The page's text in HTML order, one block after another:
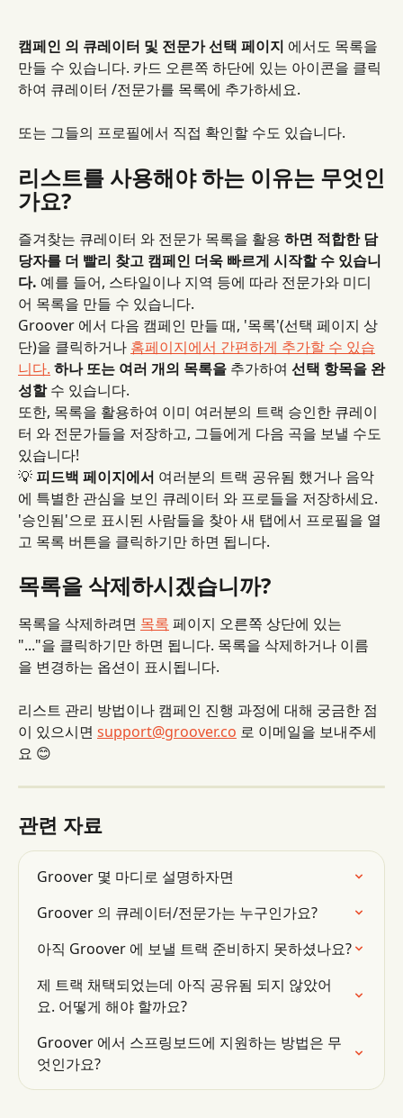
캠페인 의 큐레이터 및 전문가 선택 페이지 에서도 목록을
만들 수 있습니다. 카드 오른쪽 하단에 있는 아이콘을 클릭
하여 큐레이터 /전문가를 목록에 추가하세요.
또는 그들의 프로필에서 직접 확인할 수도 있습니다.
리스트를 사용해야 하는 이유는 무엇인
가요?
즐겨찾는 큐레이터 와 전문가 목록을 활용 하면 적합한 담
당자를 더 빨리 찾고 캠페인 더욱 빠르게 시작할 수 있습니
다. 예를 들어, 스타일이나 지역 등에 따라 전문가와 미디
어 목록을 만들 수 있습니다.
Groover 에서 다음 캠페인 만들 때, '목록'(선택 페이지 상
단)을 클릭하거나 홈페이지에서 간편하게 추가할 수 있습
니다. 하나 또는 여러 개의 목록을 추가하여 선택 항목을 완
성할 수 있습니다.
또한, 목록을 활용하여 이미 여러분의 트랙 승인한 큐레이
터 와 전문가들을 저장하고, 그들에게 다음 곡을 보낼 수도
있습니다!
💡 피드백 페이지에서 여러분의 트랙 공유됨 했거나 음악
에 특별한 관심을 보인 큐레이터 와 프로들을 저장하세요.
'승인됨'으로 표시된 사람들을 찾아 새 탭에서 프로필을 열
고 목록 버튼을 클릭하기만 하면 됩니다.
목록을 삭제하시겠습니까?
목록을 삭제하려면 목록 페이지 오른쪽 상단에 있는
"..."을 클릭하기만 하면 됩니다. 목록을 삭제하거나 이름
을 변경하는 옵션이 표시됩니다.
리스트 관리 방법이나 캠페인 진행 과정에 대해 궁금한 점
이 있으시면 support@groover.co 로 이메일을 보내주세
요 😊
관련 자료
Groover 몇 마디로 설명하자면
Groover 의 큐레이터/전문가는 누구인가요?
아직 Groover 에 보낼 트랙 준비하지 못하셨나요?
제 트랙 채택되었는데 아직 공유됨 되지 않았어
요. 어떻게 해야 할까요?
Groover 에서 스프링보드에 지원하는 방법은 무
엇인가요?